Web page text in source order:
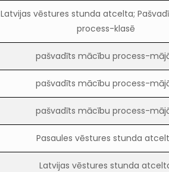
Latvijas vēstures stunda atcelta;
process-klasē
pašvadīts mācību process-
pašvadīts mācību process-
pašvadīts mācību process-
Pasaules vēstures stunda
Latvijas vēstures stunda